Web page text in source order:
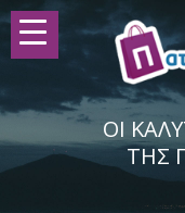
ΟΙ
ΤΗΣ